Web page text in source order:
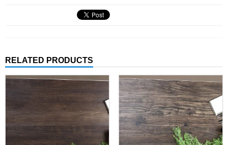
RELATED PRODUCTS